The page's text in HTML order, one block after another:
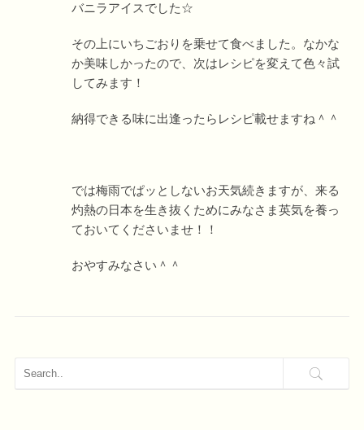
バニラアイスでした☆
その上にいちごおりを乗せて食べました。なかな
か美味しかったので、次はレシピを変えて色々試
してみます！
納得できる味に出逢ったらレシピ載せますね＾＾
では梅雨でぱッとしないお天気続きますが、来る
灼熱の日本を生き抜くためにみなさま英気を養っ
ておいてくださいませ！！
おやすみなさい＾＾